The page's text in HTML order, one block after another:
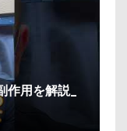
用を解説_